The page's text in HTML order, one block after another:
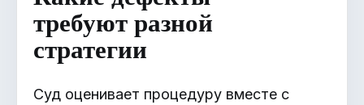
требуют разной
стратегии
Суд оценивает процедуру вместе с